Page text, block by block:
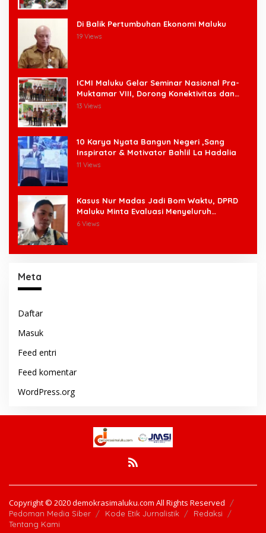
Di Balik Pertumbuhan Ekonomi Maluku
19 Views
ICMI Maluku Gelar Seminar Nasional Pra-
Muktamar VIII, Dorong Konektivitas dan
Ketahanan Pangan di Wilayah Kepulauan
13 Views
10 Karya Nyata Bangun Negeri ,Sang
Inspirator & Motivator Bahlil La Hadalia
11 Views
Kasus Nur Madas Jadi Bom Waktu, DPRD
Maluku Minta Evaluasi Menyeluruh
Pengangkatan Pengangkatan Pejabat
6 Views
Meta
Daftar
Masuk
Feed entri
Feed komentar
WordPress.org
Copyright © 2020 demokrasimaluku.com All Rights Reserved
Pedoman Media Siber Kode Etik Jurnalistik
Redaksi
Tentang Kami